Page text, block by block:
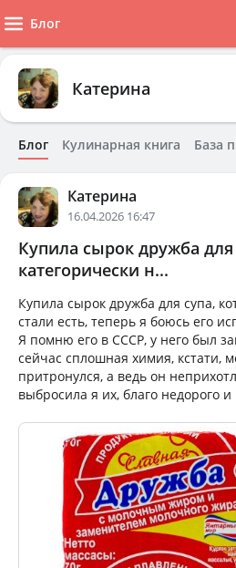
Блог
Катерина
Блог Кулинарная книга База
Катерина
16.04.2026 16:47
Купила сырок дружба
категорически н...
Купила сырок дружба для супа,
стали есть, теперь я боюсь его
Я помню его в СССР, у него был
сейчас сплошная химия, кстати,
притронулся, а ведь он
выбросила я их, благо недорого и